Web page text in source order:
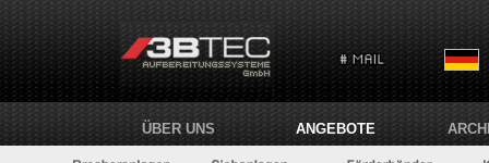
ÜBER UNS ANGEBOTE